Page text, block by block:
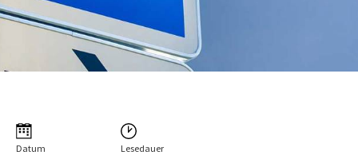
Datum
Lesedauer